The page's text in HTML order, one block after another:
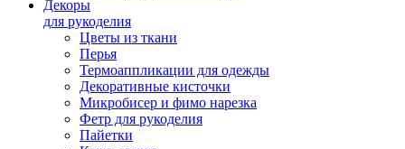
Декоры
для рукоделия
Цветы из ткани
Перья
Термоаппликации для одежды
Декоративные кисточки
Микробисер и фимо нарезка
Фетр для рукоделия
Пайетки